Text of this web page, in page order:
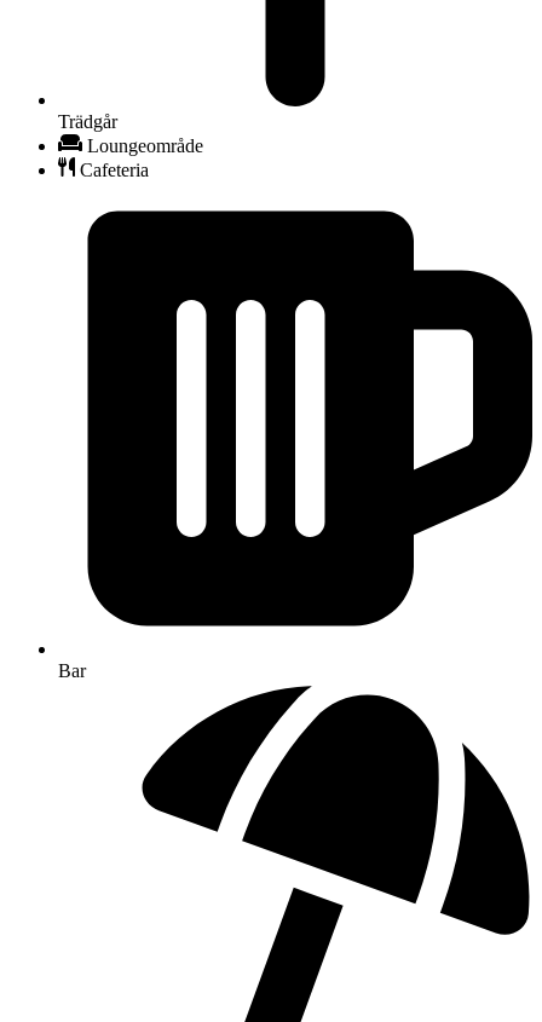
Trädgår
Loungeområde
Cafeteria
Bar